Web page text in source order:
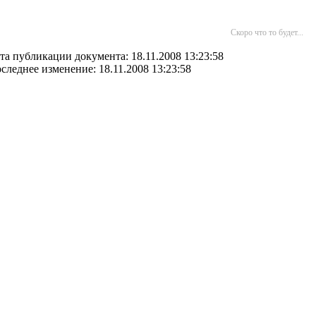
Скоро что то будет...
публикации документа: 18.11.2008 13:23:58
изменение: 18.11.2008 13:23:58